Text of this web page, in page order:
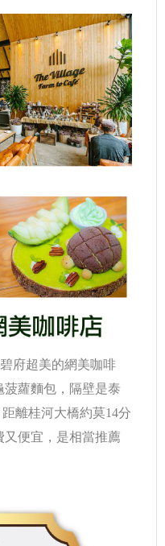
碧府超美的網美咖啡
菠蘿麵包，隔壁是泰
離桂河大橋約莫14分
又便宜，是相當推薦